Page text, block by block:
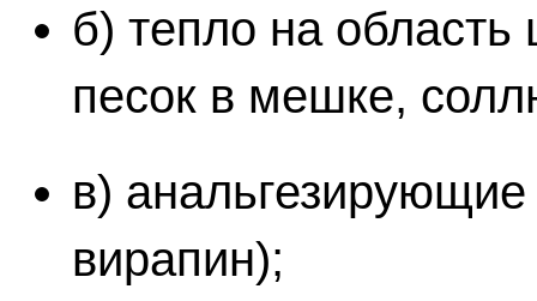
б) тепло на область
песок в мешке,
в) анальгезирующие
вирапин);